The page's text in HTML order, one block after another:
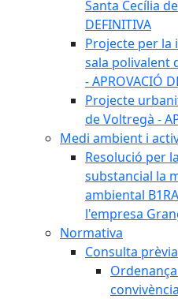
Santa Cecília
DEFINITIVA
Projecte per la
sala polivalent
- APROVACIÓ
Projecte
de Voltregà -
Medi ambient i
Resolució per
substancial la
ambiental
l'empresa
Normativa
Consulta